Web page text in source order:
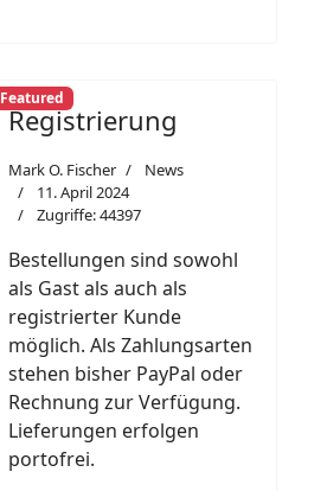
Featured
Registrierung
Mark O. Fischer
News
11. April 2024
Zugriffe: 44397
Bestellungen sind sowohl
als Gast als auch als
registrierter Kunde
möglich. Als Zahlungsarten
stehen bisher PayPal oder
Rechnung zur Verfügung.
Lieferungen erfolgen
portofrei.